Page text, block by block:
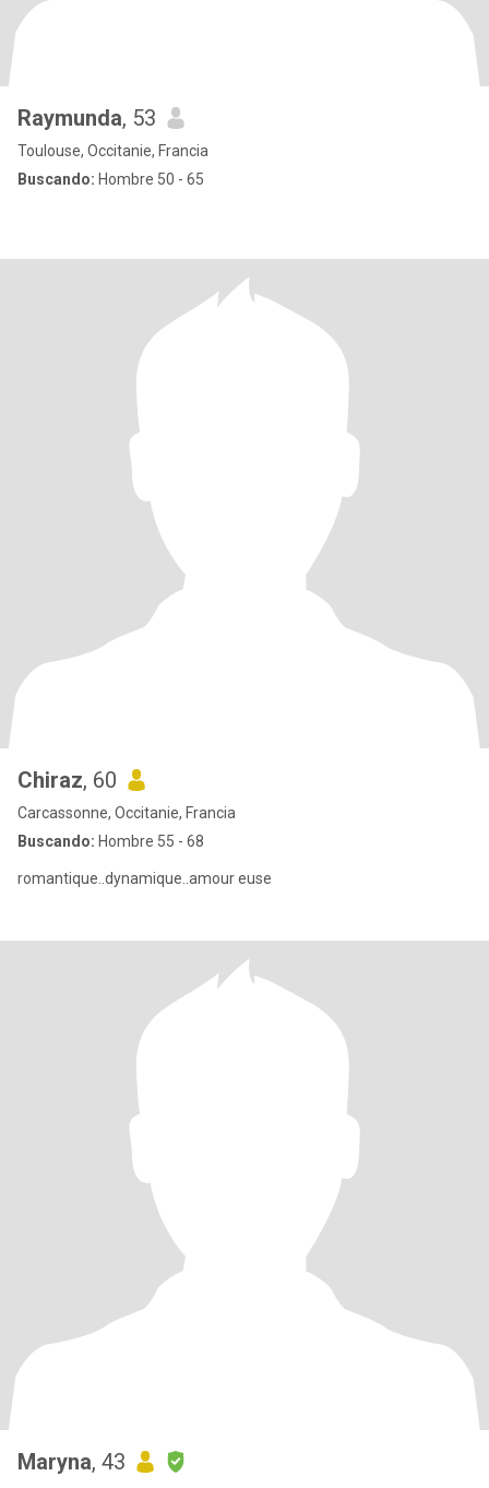
Raymunda, 53
Toulouse, Occitanie, Francia
Buscando: Hombre 50 - 65
Chiraz, 60
Carcassonne, Occitanie, Francia
Buscando: Hombre 55 - 68
romantique..dynamique..amour euse
Maryna, 43